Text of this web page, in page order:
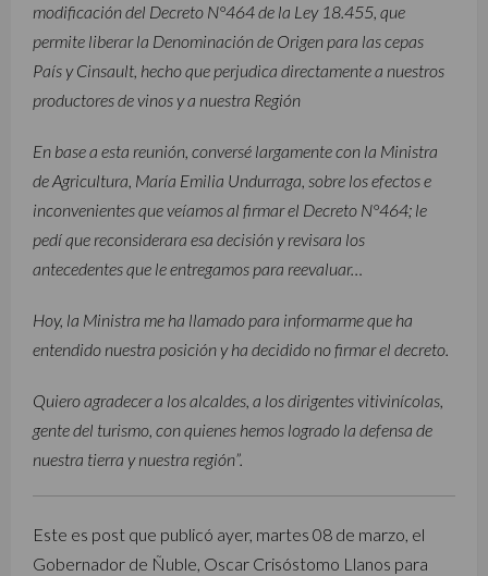
modificación del Decreto N°464 de la Ley 18.455, que
permite liberar la Denominación de Origen para las cepas
País y Cinsault, hecho que perjudica directamente a nuestros
productores de vinos y a nuestra Región
En base a esta reunión, conversé largamente con la Ministra
de Agricultura, María Emilia Undurraga, sobre los efectos e
inconvenientes que veíamos al firmar el Decreto N°464; le
pedí que reconsiderara esa decisión y revisara los
antecedentes que le entregamos para reevaluar…
Hoy, la Ministra me ha llamado para informarme que ha
entendido nuestra posición y ha decidido no firmar el decreto.
Quiero agradecer a los alcaldes, a los dirigentes vitivinícolas,
gente del turismo, con quienes hemos logrado la defensa de
nuestra tierra y nuestra región”.
Este es post que publicó ayer, martes 08 de marzo, el
Gobernador de Ñuble, Oscar Crisóstomo Llanos para